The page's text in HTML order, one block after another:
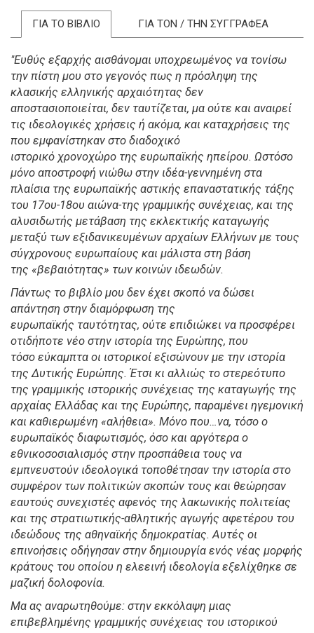
ΓΙΑ ΤΟ ΒΙΒΛΙΟ ΓΙΑ ΤΟΝ / ΤΗΝ ΣΥΓΓΡΑΦΕΑ
"Ευθύς εξαρχής αισθάνομαι υποχρεωμένος να τονίσω
την πίστη μου στο γεγονός πως η πρόσληψη της
κλασικής ελληνικής αρχαιότητας δεν
αποστασιοποιείται, δεν ταυτίζεται, μα ούτε και αναιρεί
τις ιδεολογικές χρήσεις ή ακόμα, και καταχρήσεις της
που εμφανίστηκαν στο διαδοχικό
ιστορικό χρονοχώρο της ευρωπαϊκής ηπείρου. Ωστόσο
μόνο αποστροφή νιώθω στην ιδέα-γεννημένη στα
πλαίσια της ευρωπαϊκής αστικής επαναστατικής τάξης
του 17ου-18ου αιώνα-της γραμμικής συνέχειας, και της
αλυσιδωτής μετάβαση της εκλεκτικής καταγωγής
μεταξύ των εξιδανικευμένων αρχαίων Ελλήνων με τους
σύγχρονους ευρωπαίους και μάλιστα στη βάση
της «βεβαιότητας» των κοινών ιδεωδών.
Πάντως το βιβλίο μου δεν έχει σκοπό να δώσει
απάντηση στην διαμόρφωση της
ευρωπαϊκής ταυτότητας, ούτε επιδιώκει να προσφέρει
οτιδήποτε νέο στην ιστορία της Ευρώπης, που
τόσο εύκαμπτα οι ιστορικοί εξισώνουν με την ιστορία
της Δυτικής Ευρώπης. Έτσι κι αλλιώς το στερεότυπο
της γραμμικής ιστορικής συνέχειας της καταγωγής της
αρχαίας Ελλάδας και της Ευρώπης, παραμένει ηγεμονική
και καθιερωμένη «αλήθεια». Μόνο που…να, τόσο ο
ευρωπαϊκός διαφωτισμός, όσο και αργότερα ο
εθνικοσοσιαλισμός στην προσπάθεια τους να
εμπνευστούν ιδεολογικά τοποθέτησαν την ιστορία στο
συμφέρον των πολιτικών σκοπών τους και θεώρησαν
εαυτούς συνεχιστές αφενός της λακωνικής πολιτείας
και της στρατιωτικής-αθλητικής αγωγής αφετέρου του
ιδεώδους της αθηναϊκής δημοκρατίας. Αυτές οι
επινοήσεις οδήγησαν στην δημιουργία ενός νέας μορφής
κράτους του οποίου η ελεεινή ιδεολογία εξελίχθηκε σε
μαζική δολοφονία.
Μα ας αναρωτηθούμε: στην εκκόλαψη μιας
επιβεβλημένης γραμμικής συνέχειας του ιστορικού